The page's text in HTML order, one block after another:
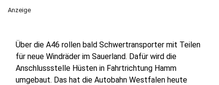
Anzeige
Über die A46 rollen bald Schwertransporter mit Teilen
für neue Windräder im Sauerland. Dafür wird die
Anschlussstelle Hüsten in Fahrtrichtung Hamm
umgebaut. Das hat die Autobahn Westfalen heute